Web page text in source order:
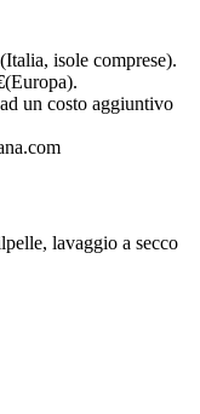
(Italia, isole comprese).
(Europa).
ad un costo aggiuntivo
lavaggio a secco